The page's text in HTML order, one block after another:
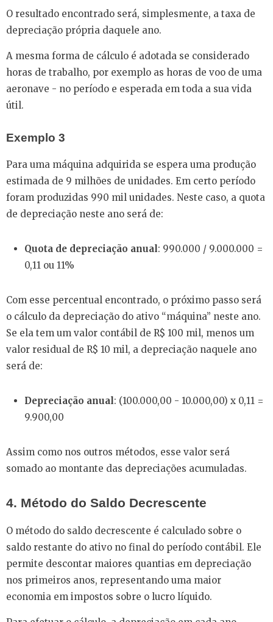
O resultado encontrado será, simplesmente, a taxa de
depreciação própria daquele ano.
A mesma forma de cálculo é adotada se considerado
horas de trabalho, por exemplo as horas de voo de uma
aeronave - no período e esperada em toda a sua vida
útil.
Exemplo 3
Para uma máquina adquirida se espera uma produção
estimada de 9 milhões de unidades. Em certo período
foram produzidas 990 mil unidades. Neste caso, a quota
de depreciação neste ano será de:
Quota de depreciação anual : 990.000 / 9.000.000 =
0,11 ou 11%
Com esse percentual encontrado, o próximo passo será
o cálculo da depreciação do ativo “máquina” neste ano.
Se ela tem um valor contábil de R$ 100 mil, menos um
valor residual de R$ 10 mil, a depreciação naquele ano
será de:
Depreciação anual : (100.000,00 - 10.000,00) x 0,11 =
9.900,00
Assim como nos outros métodos, esse valor será
somado ao montante das depreciações acumuladas.
4. Método do Saldo Decrescente
O método do saldo decrescente é calculado sobre o
saldo restante do ativo no final do período contábil. Ele
permite descontar maiores quantias em depreciação
nos primeiros anos, representando uma maior
economia em impostos sobre o lucro líquido.